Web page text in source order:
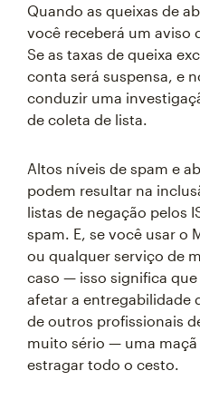
Quando as queixas de
você receberá um aviso
Se as taxas de queixa
conta será suspensa, e
conduzir uma
de coleta de lista.
Altos níveis de spam e
podem resultar na
listas de negação pelos
spam. E, se você usar o
ou qualquer serviço de
caso — isso significa
afetar a entregabilidade
de outros profissionais
muito sério — uma
estragar todo o cesto.